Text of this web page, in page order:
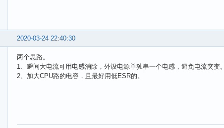
2020-03-24 22:40:30
两个思路。
1、瞬间大电流可用电感消除，外设电源单独串一个电感，避免电流突变。
2、加大CPU路的电容，且最好用低ESR的。